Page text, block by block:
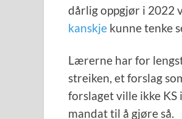
dårlig oppgjør i 2022
kanskje kunne tenke
Lærerne har for
streiken, et forslag
forslaget ville ikke
mandat til å gjøre så.